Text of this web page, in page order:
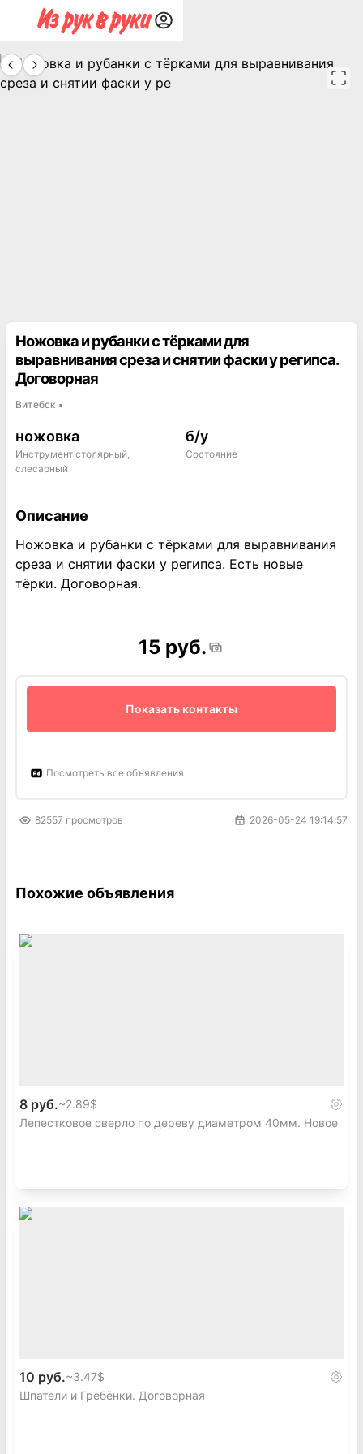
Ножовка и рубанки с тёрками для
выравнивания среза и снятии фаски у регипса.
Договорная
Витебск ▪
ножовка
Инструмент столярный,
слесарный
б/у
Состояние
Описание
Ножовка и рубанки с тёрками для выравнивания
среза и снятии фаски у регипса. Есть новые
тёрки. Договорная.
15 руб.
Показать контакты
Посмотреть все объявления
82557 просмотров 2026-05-24 19:14:57
Похожие объявления
8 руб.~2.89$
Лепестковое сверло по дереву диаметром 40мм. Новое
10 руб.~3.47$
Шпатели и Гребёнки. Договорная